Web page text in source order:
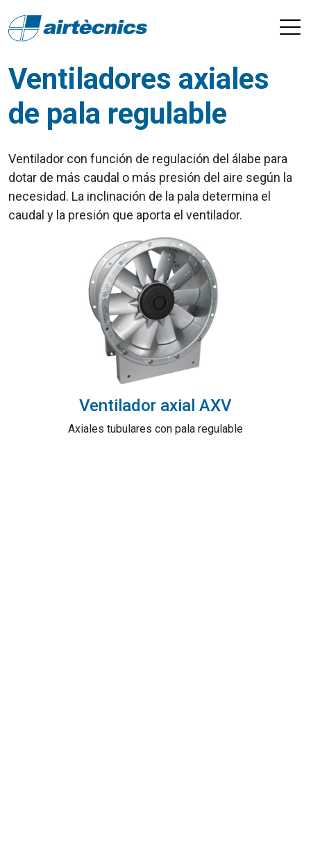
Ventiladores axiales
de pala regulable
Ventilador con función de regulación del álabe para
dotar de más caudal o más presión del aire según la
necesidad. La inclinación de la pala determina el
caudal y la presión que aporta el ventilador.
Ventilador axial AXV
Axiales tubulares con pala regulable